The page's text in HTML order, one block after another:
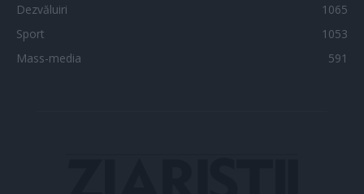
Dezvăluiri
1065
Sport
1053
Mass-media
591